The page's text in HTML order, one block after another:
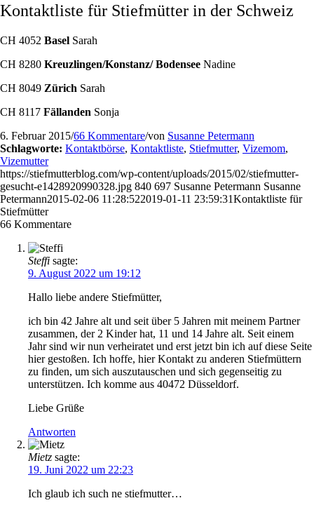
Kontaktliste für Stiefmütter in der Schweiz
CH 4052 Basel Sarah
CH 8280 Kreuzlingen/Konstanz/ Bodensee Nadine
CH 8049 Zürich Sarah
CH 8117 Fällanden Sonja
6. Februar 2015/66 Kommentare/von Susanne Petermann
Schlagworte: Kontaktbörse, Kontaktliste, Stiefmutter, Vizemom,
Vizemutter
https://stiefmutterblog.com/wp-content/uploads/2015/02/stiefmutter-
gesucht-e1428920990328.jpg 840 697 Susanne Petermann Susanne
Petermann2015-02-06 11:28:522019-01-11 23:59:31Kontaktliste für
Stiefmütter
66 Kommentare
Steffi sagte:
9. August 2022 um 19:12
Hallo liebe andere Stiefmütter,
ich bin 42 Jahre alt und seit über 5 Jahren mit meinem Partner
zusammen, der 2 Kinder hat, 11 und 14 Jahre alt. Seit einem
Jahr sind wir nun verheiratet und erst jetzt bin ich auf diese Seite
hier gestoßen. Ich hoffe, hier Kontakt zu anderen Stiefmüttern
zu finden, um sich auszutauschen und sich gegenseitig zu
unterstützen. Ich komme aus 40472 Düsseldorf.
Liebe Grüße
Antworten
Mietz sagte:
19. Juni 2022 um 22:23
Ich glaub ich such ne stiefmutter…